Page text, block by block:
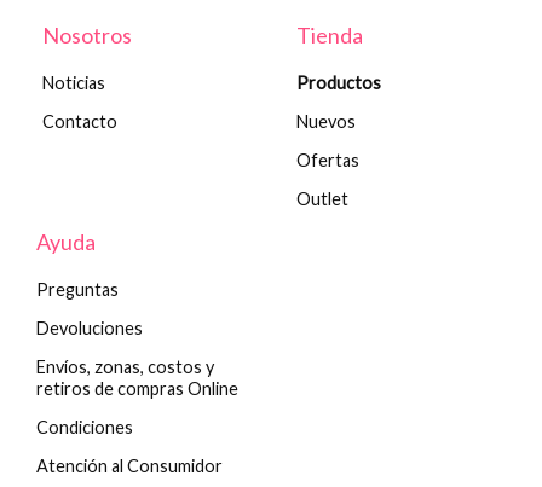
Nosotros
Noticias
Contacto
Tienda
Productos
Nuevos
Ofertas
Outlet
Ayuda
Preguntas
Devoluciones
Envíos, zonas, costos y
retiros de compras Online
Condiciones
Atención al Consumidor